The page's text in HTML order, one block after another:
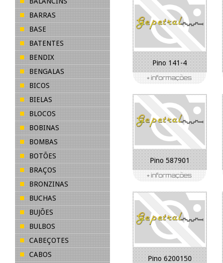
Pino 141-4
Pino 587901
Pino 6200150
BARRAS
BASE
BATENTES
BENDIX
BENGALAS
BICOS
BIELAS
BLOCOS
BOBINAS
BOMBAS
BOTÕES
BRAÇOS
BRONZINAS
BUCHAS
BUJÕES
BULBOS
CABEÇOTES
CABOS